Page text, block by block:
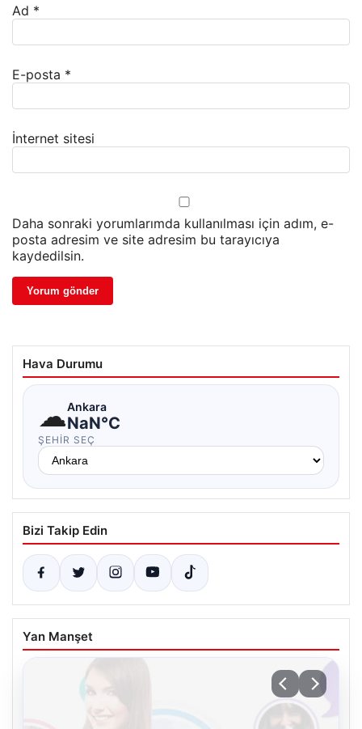
Ad *
E-posta *
İnternet sitesi
Daha sonraki yorumlarımda kullanılması için adım, e-
posta adresim ve site adresim bu tarayıcıya
kaydedilsin.
Hava Durumu
☁Ankara
NaN°C
ŞEHIR SEÇ
Bizi Takip Edin
Yan Manşet